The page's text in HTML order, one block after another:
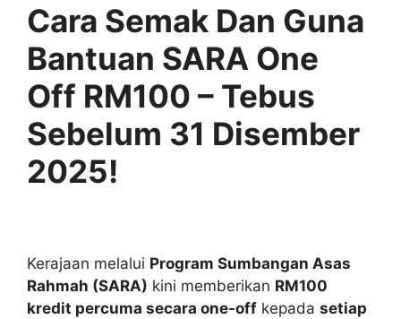
Cara Semak Dan Guna
Bantuan SARA One
Off RM100 – Tebus
Sebelum 31 Disember
2025!
Kerajaan melalui Program Sumbangan Asas
Rahmah (SARA) kini memberikan RM100
kredit percuma secara one-off kepada setiap